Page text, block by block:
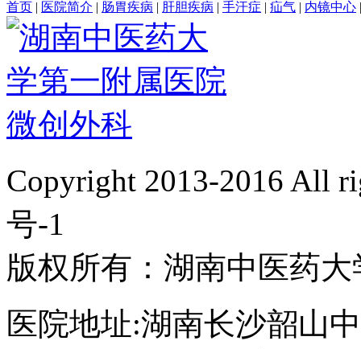
首页 | 医院简介 | 肠胃疾病 | 肝胆疾病 | 手汗症 | 疝气 | 内镜中心
Copyright 2013-2016 All
号-1
版权所有：湖南中医药
医院地址:湖南长沙韶山